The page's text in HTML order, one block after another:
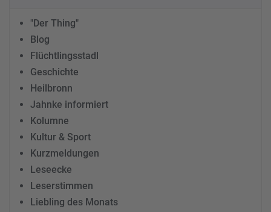
"Der Thing"
Blog
Flüchtlingsstadl
Geschichte
Heilbronn
Jahnke informiert
Kolumne
Kultur & Sport
Kurzmeldungen
Leseecke
Leserstimmen
Liebling des Monats